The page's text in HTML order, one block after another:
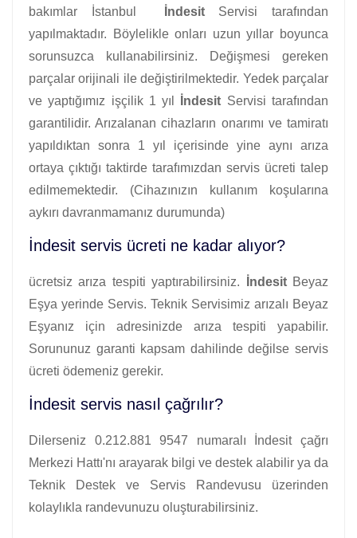
bakımlar İstanbul
İndesitServisi tarafından
yapılmaktadır. Böylelikle onları uzun yıllar boyunca
sorunsuzca kullanabilirsiniz. Değişmesi gereken
parçalar orijinali ile değiştirilmektedir. Yedek parçalar
ve yaptığımız işçilik 1 yıl
İndesit Servisi tarafından
garantilidir. Arızalanan cihazların onarımı ve tamiratı
yapıldıktan sonra 1 yıl içerisinde yine aynı arıza
ortaya çıktığı taktirde tarafımızdan servis ücreti talep
edilmemektedir. (Cihazınızın kullanım koşularına
aykırı davranmamanız durumunda)
İndesit servis ücreti ne kadar alıyor?
ücretsiz arıza tespiti yaptırabilirsiniz. İndesitBeyaz
Eşya yerinde Servis. Teknik Servisimiz arızalı Beyaz
Eşyanız için adresinizde arıza tespiti yapabilir.
Sorununuz garanti kapsam dahilinde değilse servis
ücreti ödemeniz gerekir.
İndesit servis nasıl çağrılır?
Dilerseniz 0.212.881 9547 numaralı İndesit çağrı
Merkezi Hattı'nı arayarak bilgi ve destek alabilir ya da
Teknik Destek ve Servis Randevusu üzerinden
kolaylıkla randevunuzu oluşturabilirsiniz.